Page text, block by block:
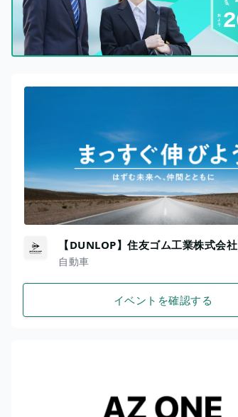
【DUNLOP】住友ゴム工業株式会社
自動車
イベントを確認する